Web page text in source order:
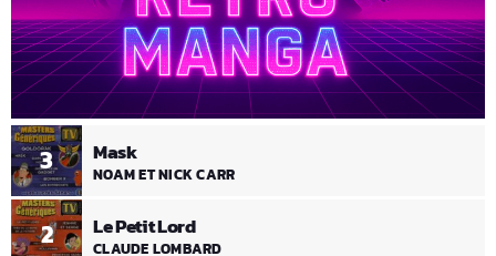
2 Le Petit Lord
CLAUDE LOMBARD
3 Mask
NOAM ET NICK CARR